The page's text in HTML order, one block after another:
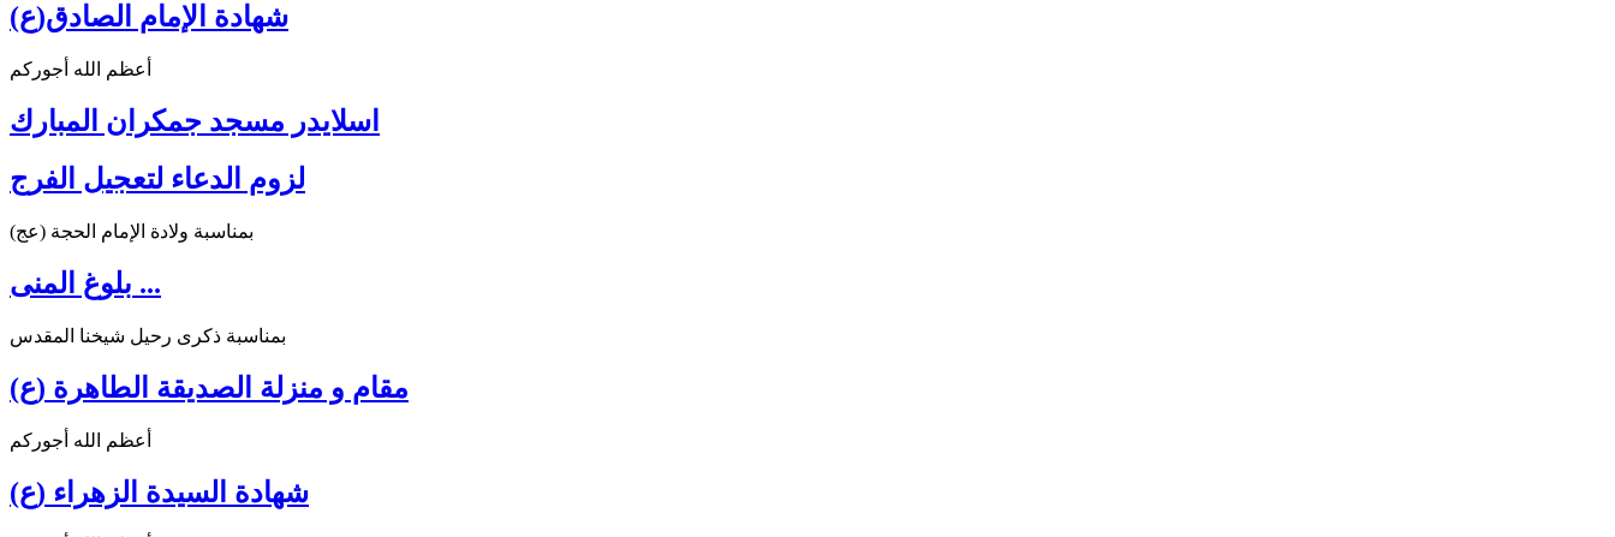
شهادة الإمام الصادق(ع)
أعظم الله أجوركم
اسلايدر مسجد جمكران المبارك
لزوم الدعاء لتعجيل الفرج
بمناسبة ولادة الإمام الحجة (عج)
بلوغ المنى ...
بمناسبة ذكرى رحيل شيخنا المقدس
مقام و منزلة الصديقة الطاهرة (ع)
أعظم الله أجوركم
شهادة السيدة الزهراء (ع)